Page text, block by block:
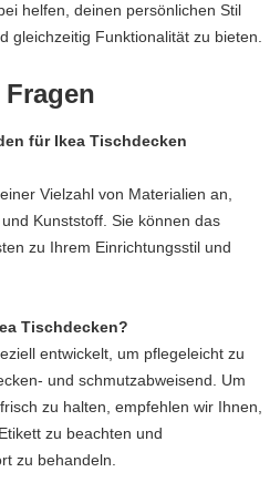
helfen, deinen persönlichen Stil
gleichzeitig Funktionalität zu bieten.
für Ikea Tischdecken
Vielzahl von Materialien an,
Kunststoff. Sie können das
zu Ihrem Einrichtungsstil und
Tischdecken?
entwickelt, um pflegeleicht zu
und schmutzabweisend. Um
zu halten, empfehlen wir Ihnen,
zu beachten und
zu behandeln.